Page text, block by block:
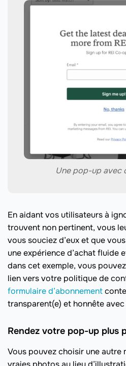
Une pop-up avec
En aidant vos utilisateurs à
trouvent non pertinent, vous
vous souciez d’eux et que
une expérience d’achat fluide
dans cet exemple, vous
lien vers votre politique de
formulaire d’abonnement
transparent(e) et honnête
Rendez votre pop-up plus
Vous pouvez choisir une autre